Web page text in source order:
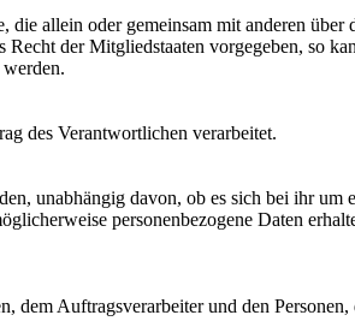
allein oder gemeinsam mit anderen
der Mitgliedstaaten vorgegeben, so
des Verantwortlichen verarbeitet.
unabhängig davon, ob es sich bei ihr um
personenbezogene Daten
dem Auftragsverarbeiter und den Personen,